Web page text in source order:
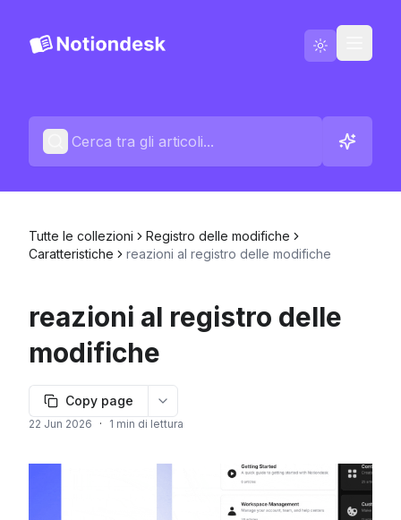
Contattaci
Tutte le collezioni
Registro delle modifiche
Caratteristiche
reazioni al registro delle modifiche
reazioni al registro delle
modifiche
Copy page More options
22 Jun 2026 · 1 min di lettura